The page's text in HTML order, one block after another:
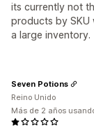
its currently not
products by SKU
a large inventory.
Seven Potions
Reino Unido
Más de 2 años